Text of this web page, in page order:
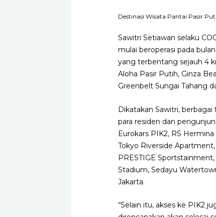
Destinasi Wisata Pantai Pasir
Sawitri Setiawan selaku
mulai beroperasi pada
yang terbentang sejauh 4
Aloha Pasir Putih, Ginza
Greenbelt Sungai Tahang
Dikatakan Sawitri,
para residen dan
Eurokars PIK2, RS
Tokyo Riverside
PRESTIGE
Stadium, Sedayu
Jakarta.
“Selain itu, akses ke PIK2